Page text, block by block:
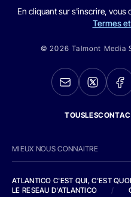
En cliquant sur s'inscrire, vous
Termes
© 2026 Talmont Media
MIEUX NOUS CONNAITRE
ATLANTICO C'EST QUI, C'EST
LE RESEAU D'ATLANTICO
/